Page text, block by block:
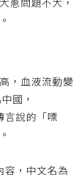
蔥問題不大，
，血液流動變
國，
言說的「嘌